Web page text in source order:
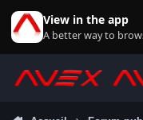
View in the app
A better way to